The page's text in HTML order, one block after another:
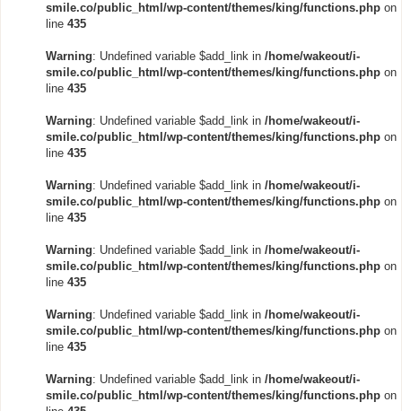
smile.co/public_html/wp-content/themes/king/functions.php on
line 435
Warning: Undefined variable $add_link in /home/wakeout/i-
smile.co/public_html/wp-content/themes/king/functions.php on
line 435
Warning: Undefined variable $add_link in /home/wakeout/i-
smile.co/public_html/wp-content/themes/king/functions.php on
line 435
Warning: Undefined variable $add_link in /home/wakeout/i-
smile.co/public_html/wp-content/themes/king/functions.php on
line 435
Warning: Undefined variable $add_link in /home/wakeout/i-
smile.co/public_html/wp-content/themes/king/functions.php on
line 435
Warning: Undefined variable $add_link in /home/wakeout/i-
smile.co/public_html/wp-content/themes/king/functions.php on
line 435
Warning: Undefined variable $add_link in /home/wakeout/i-
smile.co/public_html/wp-content/themes/king/functions.php on